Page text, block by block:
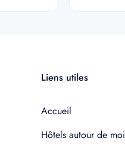
Liens utiles
Accueil
Hôtels autour de moi